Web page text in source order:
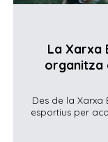
La Xarxa
organitza
Des de la Xarxa
esportius per